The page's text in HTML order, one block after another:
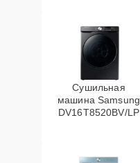
Сушильная
машина Samsung
DV16T8520BV/LP